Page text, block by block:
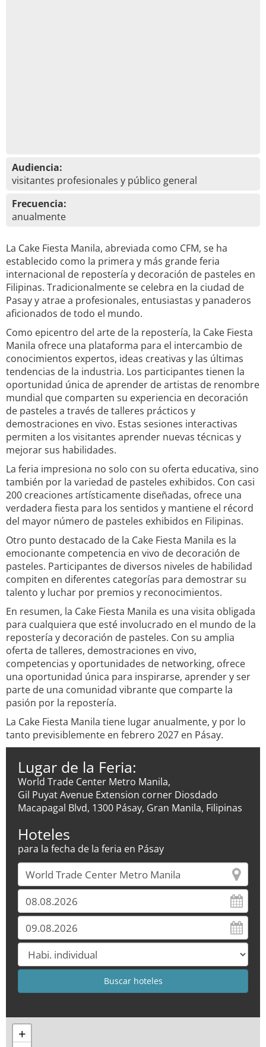
Audiencia:
visitantes profesionales y público general
Frecuencia:
anualmente
La Cake Fiesta Manila, abreviada como CFM, se ha
establecido como la primera y más grande feria
internacional de repostería y decoración de pasteles en
Filipinas. Tradicionalmente se celebra en la ciudad de
Pasay y atrae a profesionales, entusiastas y panaderos
aficionados de todo el mundo.
Como epicentro del arte de la repostería, la Cake Fiesta
Manila ofrece una plataforma para el intercambio de
conocimientos expertos, ideas creativas y las últimas
tendencias de la industria. Los participantes tienen la
oportunidad única de aprender de artistas de renombre
mundial que comparten su experiencia en decoración
de pasteles a través de talleres prácticos y
demostraciones en vivo. Estas sesiones interactivas
permiten a los visitantes aprender nuevas técnicas y
mejorar sus habilidades.
La feria impresiona no solo con su oferta educativa, sino
también por la variedad de pasteles exhibidos. Con casi
200 creaciones artísticamente diseñadas, ofrece una
verdadera fiesta para los sentidos y mantiene el récord
del mayor número de pasteles exhibidos en Filipinas.
Otro punto destacado de la Cake Fiesta Manila es la
emocionante competencia en vivo de decoración de
pasteles. Participantes de diversos niveles de habilidad
compiten en diferentes categorías para demostrar su
talento y luchar por premios y reconocimientos.
En resumen, la Cake Fiesta Manila es una visita obligada
para cualquiera que esté involucrado en el mundo de la
repostería y decoración de pasteles. Con su amplia
oferta de talleres, demostraciones en vivo,
competencias y oportunidades de networking, ofrece
una oportunidad única para inspirarse, aprender y ser
parte de una comunidad vibrante que comparte la
pasión por la repostería.
La Cake Fiesta Manila tiene lugar anualmente, y por lo
tanto previsiblemente en febrero 2027 en Pásay.
Lugar de la Feria:
World Trade Center Metro Manila,
Gil Puyat Avenue Extension corner Diosdado
Macapagal Blvd, 1300 Pásay, Gran Manila, Filipinas
Hoteles
para la fecha de la feria en Pásay
+